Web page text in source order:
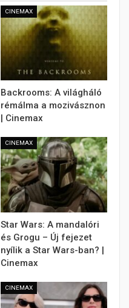
CINEMAX
Backrooms: A világháló
rémálma a mozivásznon
| Cinemax
CINEMAX
Star Wars: A mandalóri
és Grogu – Új fejezet
nyílik a Star Wars-ban? |
Cinemax
CINEMAX